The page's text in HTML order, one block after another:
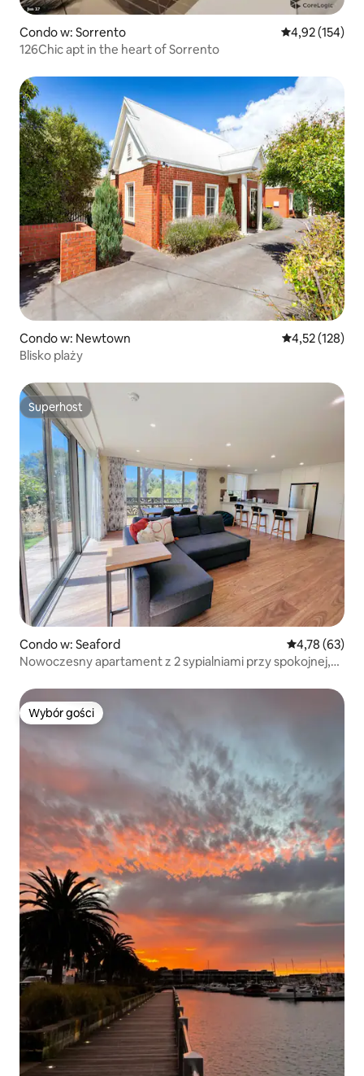
Condo w: Sorrento Średnia
4,92 (154)
126Chic apt in the heart of Sorrento
Condo w: Newtown Średnia
4,52 (128)
Blisko plaży
Superhost
Superhost
Condo w: Seaford Średnia
4,78 (63)
Nowoczesny apartament z 2 sypialniami przy spokojnej,
Wybór gości
Wybór gości